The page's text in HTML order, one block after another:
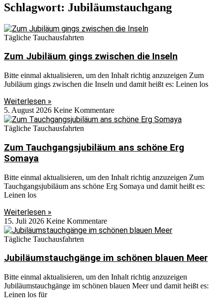
Schlagwort: Jubiläumstauchgang
Tägliche Tauchausfahrten
Zum Jubiläum gings zwischen die Inseln
Bitte einmal aktualisieren, um den Inhalt richtig anzuzeigen Zum
Jubiläum gings zwischen die Inseln und damit heißt es: Leinen los
Weiterlesen »
5. August 2026 Keine Kommentare
Tägliche Tauchausfahrten
Zum Tauchgangsjubiläum ans schöne Erg
Somaya
Bitte einmal aktualisieren, um den Inhalt richtig anzuzeigen Zum
Tauchgangsjubiläum ans schöne Erg Somaya und damit heißt es:
Leinen los
Weiterlesen »
15. Juli 2026 Keine Kommentare
Tägliche Tauchausfahrten
Jubiläumstauchgänge im schönen blauen Meer
Bitte einmal aktualisieren, um den Inhalt richtig anzuzeigen
Jubiläumstauchgänge im schönen blauen Meer und damit heißt es:
Leinen los für